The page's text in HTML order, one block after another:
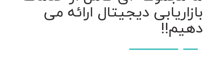
بازاریابی دیجیتال ارائه می
دهیم!!